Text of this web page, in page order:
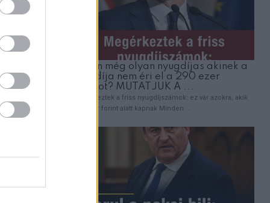
az
a